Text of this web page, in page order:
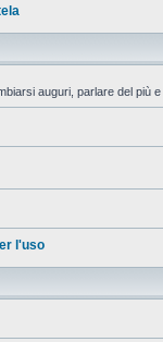
auguri, parlare del più
l'uso